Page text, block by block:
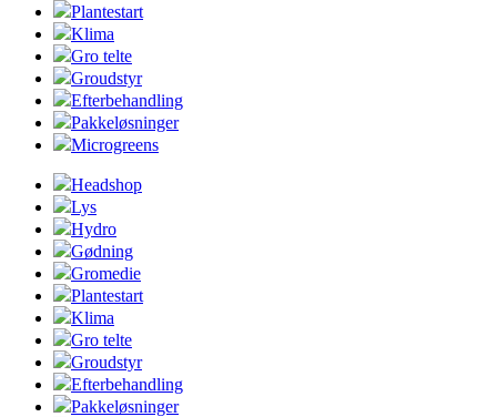
Plantestart
Klima
Gro telte
Groudstyr
Efterbehandling
Pakkeløsninger
Microgreens
Headshop
Lys
Hydro
Gødning
Gromedie
Plantestart
Klima
Gro telte
Groudstyr
Efterbehandling
Pakkeløsninger